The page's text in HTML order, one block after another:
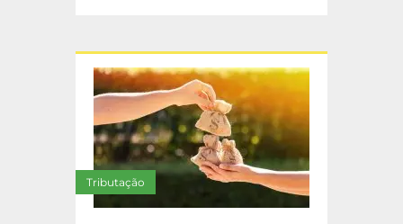
Tributação